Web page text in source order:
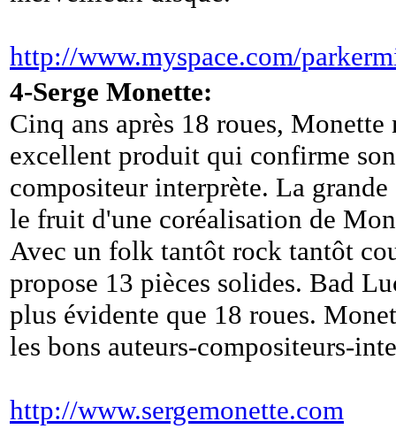
http://www.myspace.com/
4-Serge Monette:
Cinq ans après 18 roues,
excellent produit qui confirme
compositeur interprète. La
le fruit d'une coréalisation de
Avec un folk tantôt rock tantôt
propose 13 pièces solides. Bad
plus évidente que 18 roues.
les bons auteurs-compositeurs-
http://www.sergemonette.com